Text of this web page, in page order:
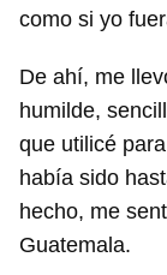
como si yo
De ahí, me
humilde,
que utilicé
había sido
hecho, me
Guatemala.